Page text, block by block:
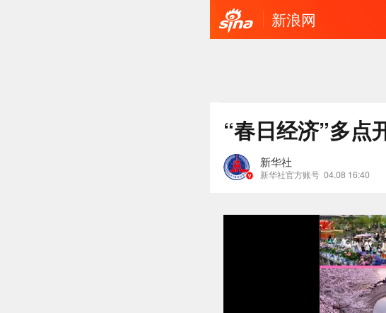
新浪网
“春日经济”多点
新华社
新华社官方账号 04.08 16:40